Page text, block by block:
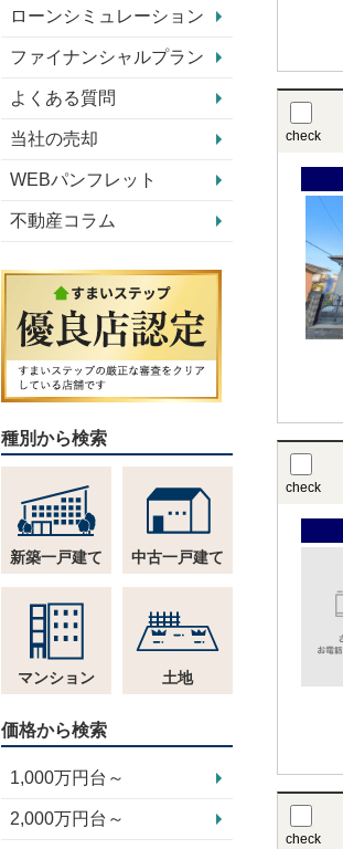
check
check
check
ローンシミュレーション
ファイナンシャルプラン
よくある質問
当社の売却
WEBパンフレット
不動産コラム
種別から検索
新築一戸建て 中古一戸建て
マンション 土地
価格から検索
1,000万円台～
2,000万円台～